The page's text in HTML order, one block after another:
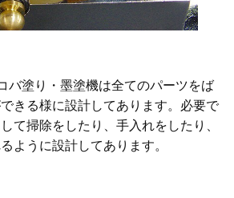
バ塗り・墨塗機は全てのパーツをば
きる様に設計してあります。必要で
て掃除をしたり、手入れをしたり、
ように設計してあります。